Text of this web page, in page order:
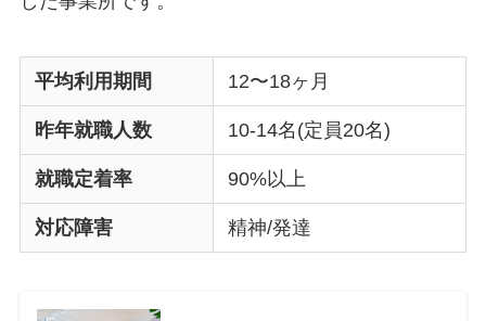
平均利用期間 12〜18ヶ月
昨年就職人数 10-14名(定員20名)
就職定着率 90%以上
対応障害 精神/発達